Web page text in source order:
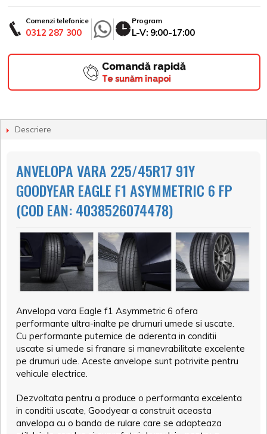
Comenzi telefonice
0312 287 300
Program
L-V: 9:00-17:00
Comandă rapidă
Te sunăm înapoi
Descriere
ANVELOPA VARA 225/45R17 91Y
GOODYEAR EAGLE F1 ASYMMETRIC 6 FP
(COD EAN: 4038526074478)
Anvelopa vara Eagle f1 Asymmetric 6 ofera
performante ultra-inalte pe drumuri umede si uscate.
Cu performante puternice de aderenta in conditii
uscate si umede si franare si manevrabilitate excelente
pe drumuri ude. Aceste anvelope sunt potrivite pentru
vehicule electrice.
Dezvoltata pentru a produce o performanta excelenta
in conditii uscate, Goodyear a construit aceasta
anvelopa cu o banda de rulare care se adapteaza